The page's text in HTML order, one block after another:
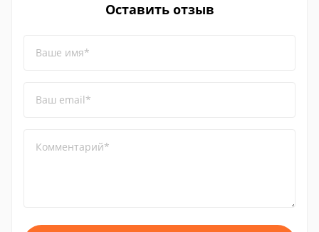
Оставить отзыв
Ваше имя*
Ваш email*
Комментарий*